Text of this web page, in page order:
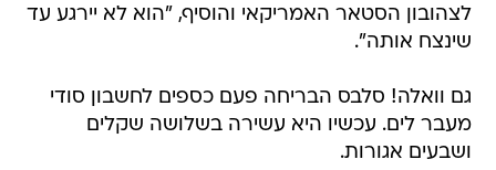
לצהובון הסטאר האמריקאי והוסיף, "הוא לא יירגע עד
שינצח אותה".
גם וואלה! סלבס הבריחה פעם כספים לחשבון סודי
מעבר לים. עכשיו היא עשירה בשלושה שקלים
ושבעים אגורות.